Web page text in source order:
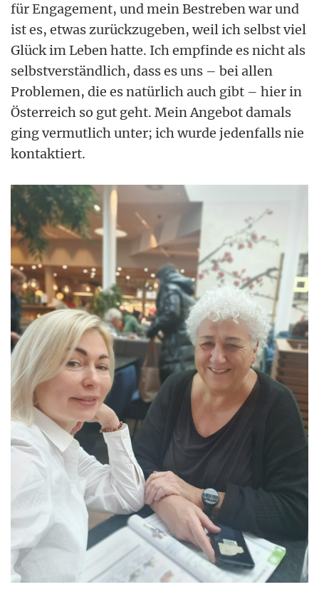
für Engagement, und mein Bestreben war und
ist es, etwas zurückzugeben, weil ich selbst viel
Glück im Leben hatte. Ich empfinde es nicht als
selbstverständlich, dass es uns – bei allen
Problemen, die es natürlich auch gibt – hier in
Österreich so gut geht. Mein Angebot damals
ging vermutlich unter; ich wurde jedenfalls nie
kontaktiert.